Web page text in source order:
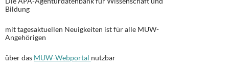
Bildung
mit tagesaktuellen Neuigkeiten ist für alle MUW-
Angehörigen
über das MUW-Webportal nutzbar